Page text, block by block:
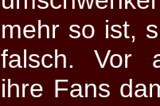
mehr so ist,
falsch. Vor
ihre Fans